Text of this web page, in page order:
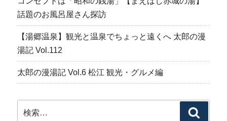
話題のお風呂屋さん探訪
【湯郷温泉】観光と温泉でちょっと遠くへ 太郎の漫
湯記 Vol.112
太郎の漫湯記 Vol.6 松江 観光・グルメ編